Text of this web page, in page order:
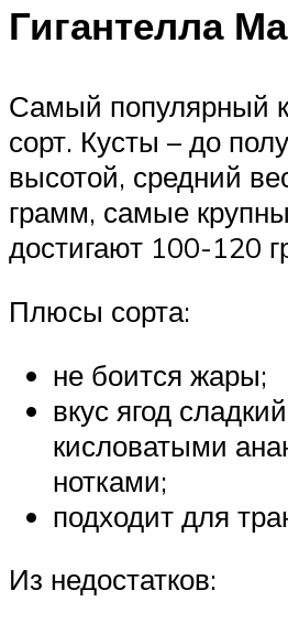
Гигантелла
Самый популярный
сорт. Кусты – до
высотой, средний
грамм, самые
достигают 100-120
Плюсы сорта:
не боится жары;
вкус ягод
кисловатыми
нотками;
подходит для
Из недостатков: